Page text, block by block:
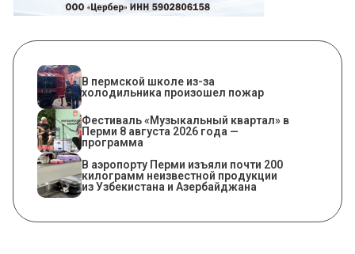
​В пермской школе из-за
холодильника произошел пожар
Фестиваль «Музыкальный квартал» в
Перми 8 августа 2026 года —
программа
В аэропорту Перми изъяли почти 200
килограмм неизвестной продукции
из Узбекистана и Азербайджана